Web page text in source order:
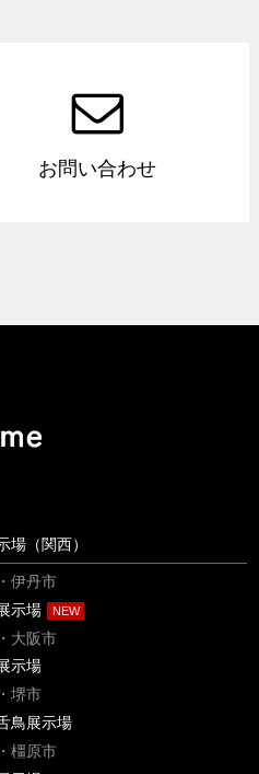

お問い合わせ
場（関西）
伊丹市
示場
大阪市
示場
堺市
鳥展示場
橿原市